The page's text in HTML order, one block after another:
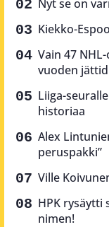
Nyt se on
Kiekko-
Vain 47
vuoden
Liiga-
historiaa
Alex
peruspakki”
Ville
HPK rysäytti
nimen!